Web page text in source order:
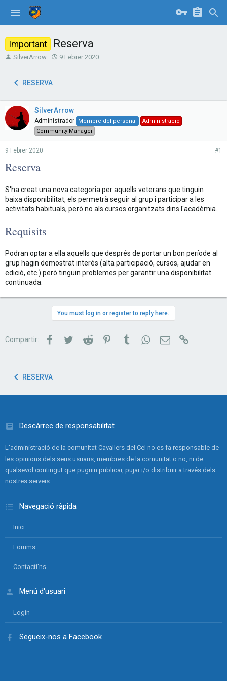
Important Reserva
T
e
d
a
t
r
SilverArrow
S
d
a
t
e
9 Febrer 2020
RESERVA
SilverArrow
Administrador Membre del personal
Administració
Community Manager
9 Febrer 2020 #1
Reserva
S'ha creat una nova categoria per aquells veterans que tinguin
baixa disponibilitat, els permetrà seguir al grup i participar a les
activitats habituals, però no als cursos organitzats dins l'acadèmia.
Requisits
Podran optar a ella aquells que després de portar un bon període al
grup hagin demostrat interés (alta participació, cursos, ajudar en
edició, etc.) però tinguin problemes per garantir una disponibilitat
continuada.
You must log in or register to reply here.
Compartir: FacebookTwitterReddit PinterestTumblrWhatsAppCorreu electrònic
RESERVA
Descàrrec de responsabilitat
L'administració de la comunitat Cavallers del Cel no es fa responsable de
les opinions dels seus usuaris, membres de la comunitat o no, ni de
qualsevol contingut que puguin publicar, pujar i/o distribuir a través dels
nostres serveis.
Navegació ràpida
Inici
Forums
Contacti'ns
Menú d'usuari
Login
Segueix-nos a Facebook